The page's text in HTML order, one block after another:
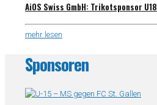
AiOS Swiss GmbH: Trikotsponsor U18
mehr lesen
Sponsoren